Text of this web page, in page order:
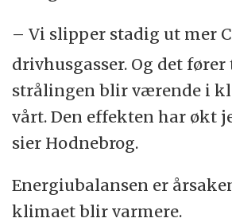
– Vi slipper stadig ut mer
drivhusgasser. Og det
strålingen blir værende i
vårt. Den effekten har økt
sier Hodnebrog.
Energiubalansen er
klimaet blir varmere.